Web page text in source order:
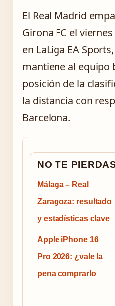
El Real Madrid
Girona FC el
en LaLiga EA
mantiene al equipo
posición de la
la distancia con
Barcelona.
NO TE
Málaga – Real
Zaragoza: resultado
y estadísticas clave
Apple iPhone 16
Pro 2026: ¿vale la
pena comprarlo